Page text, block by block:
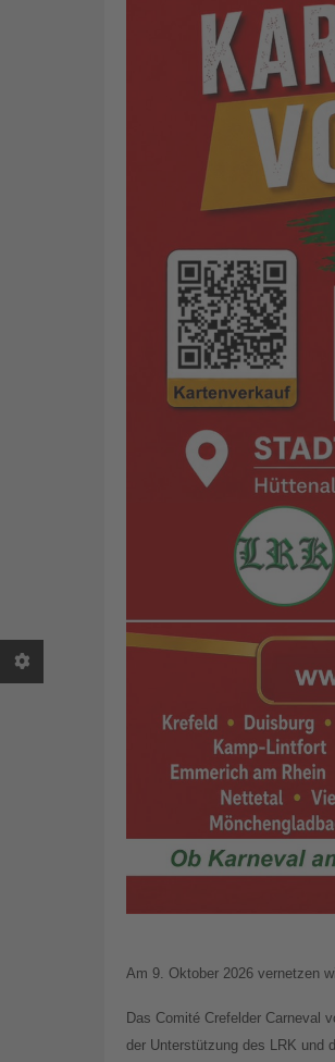
Am 9. Oktober 2026 vernetzen
Das Comité Crefelder Carneval
der Unterstützung des LRK und